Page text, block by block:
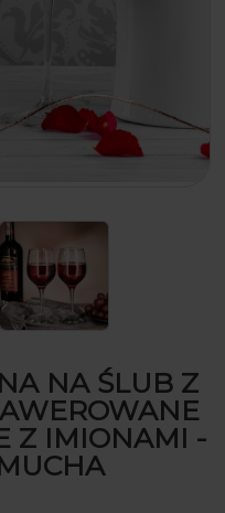
NA ŚLUB Z
Z IMIONAMI -